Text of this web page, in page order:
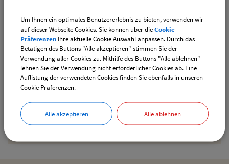
Geltinger Str. 18
85652 Pliening
downloaden
Drucken
Um Ihnen ein optimales Benutzererlebnis zu bieten, verwenden wir
auf dieser Webseite Cookies. Sie können über dieCookie
Präferenzen Ihre aktuelle Cookie Auswahl anpassen. Durch das
Betätigen des Buttons "Alle akzeptieren" stimmen Sie der
Verwendung aller Cookies zu. Mithilfe des Buttons "Alle ablehnen"
lehnen Sie der Verwendung nicht erforderlicher Cookies ab. Eine
Auflistung der verwendeten Cookies finden Sie ebenfalls in unseren
Cookie Präferenzen.
Alle akzeptieren Alle ablehnen